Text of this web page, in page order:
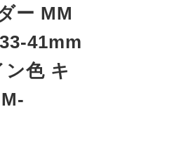
ー MM
41mm
色 キ